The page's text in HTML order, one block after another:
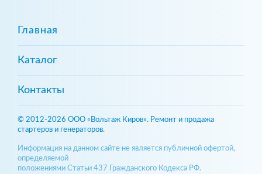
Главная
Каталог
Контакты
© 2012-2026 ООО «Вольтаж Киров». Ремонт и продажа
стартеров и генераторов.
Информация на данном сайте не является публичной офертой,
определяемой
положениями Статьи 437 Гражданского Кодекса РФ.